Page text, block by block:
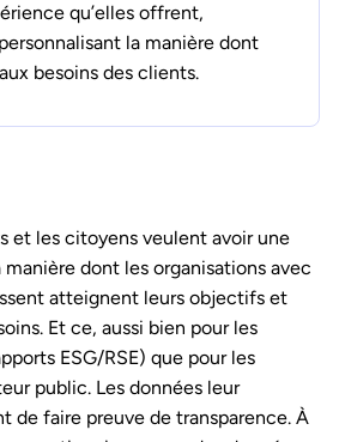
qu’elles offrent,
la manière dont
besoins des clients.
et les citoyens veulent avoir une
manière dont les organisations avec
atteignent leurs objectifs et
Et ce, aussi bien pour les
ESG/RSE) que pour les
public. Les données leur
de faire preuve de transparence. À